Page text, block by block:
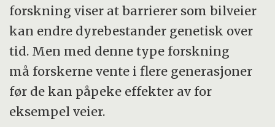
forskning viser at barrierer som bilveier
kan endre dyrebestander genetisk over
tid. Men med denne type forskning
må forskerne vente i flere generasjoner
før de kan påpeke effekter av for
eksempel veier.